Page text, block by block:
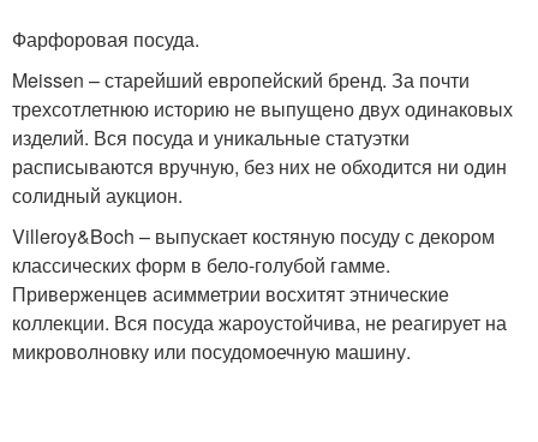
Фарфоровая посуда.
Meissen – старейший европейский бренд. За почти
трехсотлетнюю историю не выпущено двух одинаковых
изделий. Вся посуда и уникальные статуэтки
расписываются вручную, без них не обходится ни один
солидный аукцион.
Villeroy&Boch – выпускает костяную посуду с декором
классических форм в бело-голубой гамме.
Приверженцев асимметрии восхитят этнические
коллекции. Вся посуда жароустойчива, не реагирует на
микроволновку или посудомоечную машину.